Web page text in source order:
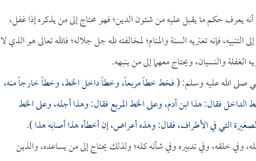
أنه يعرف حكم ما يقبل عليه من شئون الدين؛ فهو محتاج إلى من يذكره إذا غفل،
فإنه تعتريه السنة والمنام؛ لمخالفته لله جل جلاله؛ فالله تعالى هو الذي لا
والنسيان، ويحتاج معهما إلى من ينبهه.
صلى الله عليه وسلم: (فخط خطاً مربعاً، وخطاً داخل الخط، وخطاً خارجاً منه،
فقال: هذا ابن آدم، وعلى الخط المربع فقال: وهذا أجله، وعلى الخط
التي في الأطراف، فقال: وهذه أعراض، إن أخطأه هذا أصابه هذا).
وفي خلقه، وفي تدبيره وفي شأنه كله؛ ولذلك يحتاج إلى من يساعده، والذين